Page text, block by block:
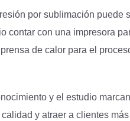
por sublimación puede
contar con una impresora
de calor para el
y el estudio
y atraer a clientes